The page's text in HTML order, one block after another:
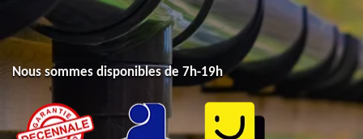
Nous sommes disponibles de 7h-19h